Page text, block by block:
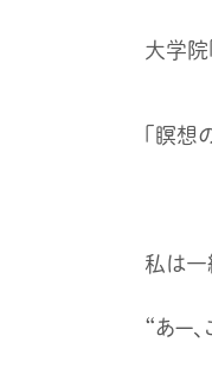
大学院
「瞑想
私は一
“あー